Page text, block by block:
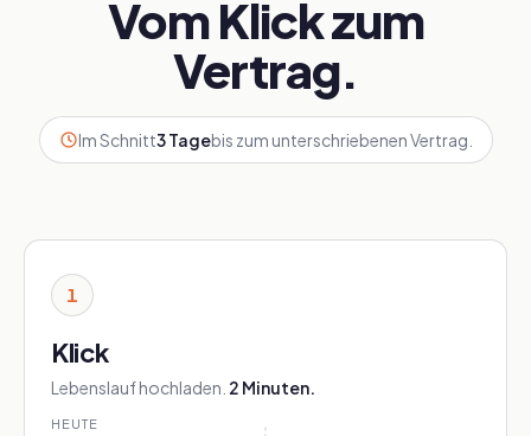
Vom Klick zum
Vertrag.
Im Schnitt3 Tagebis zum unterschriebenen Vertrag.
1
Klick
Lebenslauf hochladen. 2 Minuten.
HEUTE